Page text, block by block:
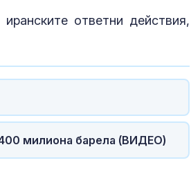
ответни действия,
милиона барела (ВИДЕО)
дебюта в SENSHI: В
България няма
достатъчно спаринг